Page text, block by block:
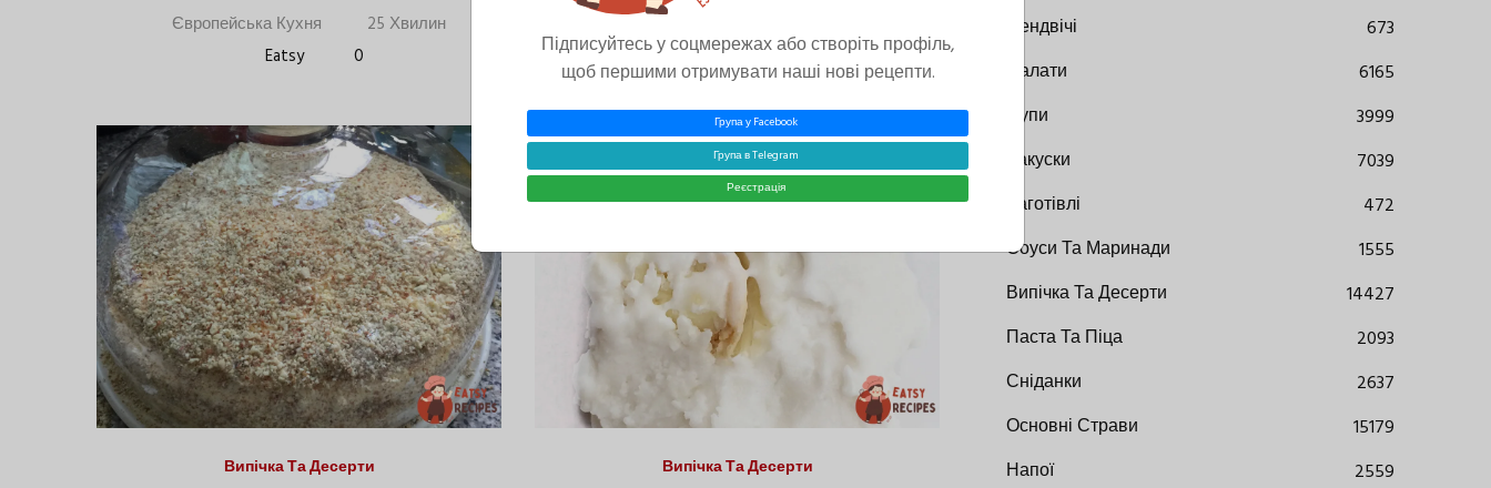
Європейська Кухня
25 Хвилин
Eatsy
0
Eatsy
0
Випічка Та Десерти Випічка Та Десерти
Сендвічі
673
Салати
6165
Супи
3999
Закуски
7039
Заготівлі
472
Соуси Та Маринади
1555
Випічка Та Десерти
14427
Паста Та Піца
2093
Сніданки
2637
Основні Страви
15179
Напої
2559
Підписуйтесь у соцмережах або створіть профіль,
щоб першими отримувати наші нові рецепти.
Група у Facebook
Група в Telegram
Реєстрація